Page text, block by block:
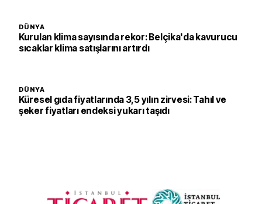
DÜNYA
Kurulan klima sayısında rekor: Belçika'da kavurucu
sıcaklar klima satışlarını artırdı
DÜNYA
Küresel gıda fiyatlarında 3,5 yılın zirvesi: Tahıl ve
şeker fiyatları endeksi yukarı taşıdı